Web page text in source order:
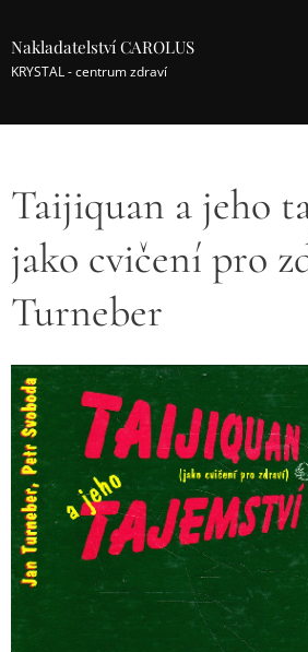
Nakladatelství CAROLUS
KRYSTAL - centrum zdraví
Taijiquan a jeho
jako cvičení pro
Turneber